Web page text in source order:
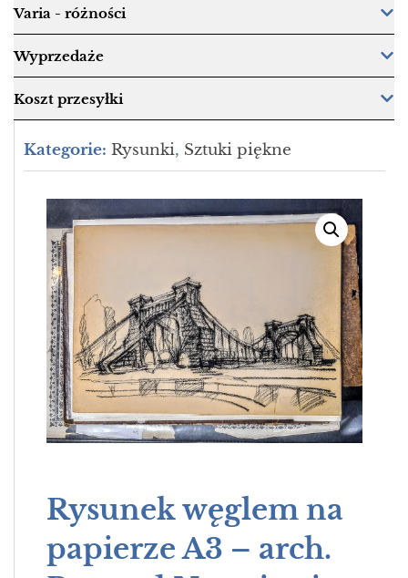
Varia - różności
Wyprzedaże
Koszt przesyłki
Kategorie: Rysunki, Sztuki piękne
Rysunek węglem na
papierze A3 – arch.